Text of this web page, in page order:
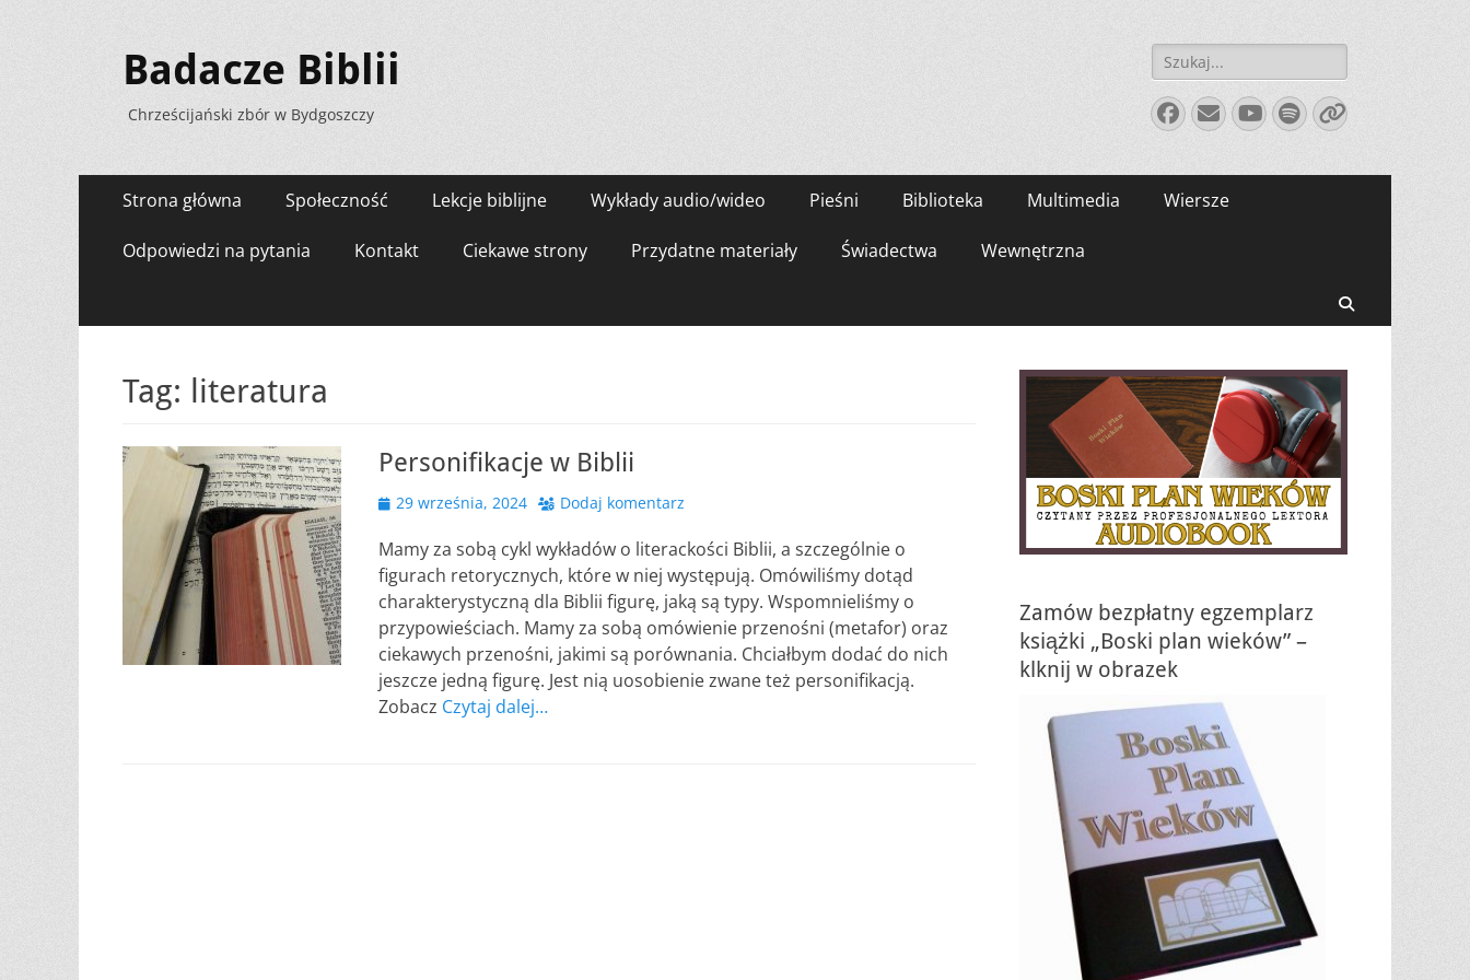
Badacze Biblii
Chrześcijański zbór w Bydgoszczy
Szukaj:
Facebook
E-
mail
YouTube
Spotify
Link
Menu
zawartości
Strona główna Społeczność Lekcje biblijne Wykłady audio/wideo Pieśni Biblioteka Multimedia Wiersze
Odpowiedzi na pytania Kontakt Ciekawe strony Przydatne materiały Świadectwa Wewnętrzna
Tag: literatura
Personifikacje w Biblii
Opublikowano
29 września, 2024 Dodaj komentarz
Mamy za sobą cykl wykładów o literackości Biblii, a szczególnie o
figurach retorycznych, które w niej występują. Omówiliśmy dotąd
charakterystyczną dla Biblii figurę, jaką są typy. Wspomnieliśmy o
przypowieściach. Mamy za sobą omówienie przenośni (metafor) oraz
ciekawych przenośni, jakimi są porównania. Chciałbym dodać do nich
jeszcze jedną figurę. Jest nią uosobienie zwane też personifikacją.
Zobacz Czytaj dalej…
Zamów bezpłatny egzemplarz
książki „Boski plan wieków” –
klknij w obrazek